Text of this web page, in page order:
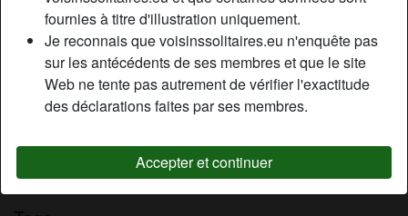
fournies à titre d'illustration uniquement.
Je reconnais que voisinssolitaires.eu n'enquête pas
sur les antécédents de ses membres et que le site
Web ne tente pas autrement de vérifier l'exactitude
des déclarations faites par ses membres.
Accepter et continuer
J’ai beaucoup réfléchi à comment faire un plan cul, car ce
n’est pas facile pour moi. Je suis une femme timide, mais
chaude qui cherche une relation d’un soir . J’ai tellement
peur de passer pour une salope, que je ne sais vraiment
pas quoi vous raconter.
N'a spécifié aucune préférence